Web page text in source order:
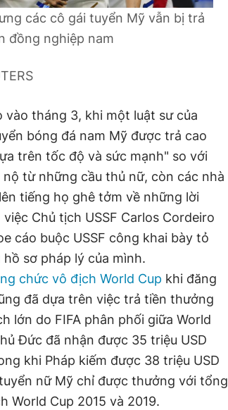
các cô gái tuyển Mỹ vẫn bị trả
đồng nghiệp nam
tháng 3, khi một luật sư của
bóng đá nam Mỹ được trả cao
trên tốc độ và sức mạnh" so với
từ những cầu thủ nữ, còn các nhà
tiếng họ ghê tởm về những lời
Chủ tịch USSF Carlos Cordeiro
cáo buộc USSF công khai bày tỏ
sơ pháp lý của mình.
chức vô địch World Cup khi đăng
đã dựa trên việc trả tiền thưởng
lớn do FIFA phân phối giữa World
Đức đã nhận được 35 triệu USD
khi Pháp kiếm được 38 triệu USD
nữ Mỹ chỉ được thưởng với tổng
World Cup 2015 và 2019.